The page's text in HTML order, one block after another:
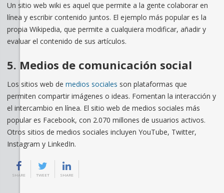
Un sitio web wiki es aquel que permite a la gente colaborar en
línea y escribir contenido juntos. El ejemplo más popular es la
propia Wikipedia, que permite a cualquiera modificar, añadir y
evaluar el contenido de sus artículos.
5. Medios de comunicación social
Los sitios web de medios sociales son plataformas que
permiten compartir imágenes o ideas. Fomentan la interacción y
el intercambio en línea. El sitio web de medios sociales más
popular es Facebook, con 2.070 millones de usuarios activos.
Otros sitios de medios sociales incluyen YouTube, Twitter,
Instagram y LinkedIn.
SHARE TWEET SHARE